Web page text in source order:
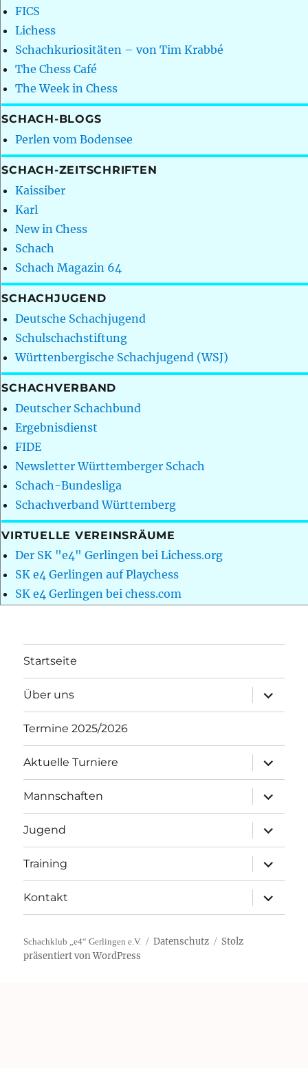
FICS
Lichess
Schachkuriositäten – von Tim Krabbé
The Chess Café
The Week in Chess
SCHACH-BLOGS
Perlen vom Bodensee
SCHACH-ZEITSCHRIFTEN
Kaissiber
Karl
New in Chess
Schach
Schach Magazin 64
SCHACHJUGEND
Deutsche Schachjugend
Schulschachstiftung
Württenbergische Schachjugend (WSJ)
SCHACHVERBAND
Deutscher Schachbund
Ergebnisdienst
FIDE
Newsletter Württemberger Schach
Schach-Bundesliga
Schachverband Württemberg
VIRTUELLE VEREINSRÄUME
Der SK "e4" Gerlingen bei Lichess.org
SK e4 Gerlingen auf Playchess
SK e4 Gerlingen bei chess.com
Startseite
Über uns
öffnen
Termine 2025/2026
Aktuelle Turniere
öffnen
Mannschaften
öffnen
Jugend
öffnen
Training
öffnen
Kontakt
öffnen
Schachklub „e4“ Gerlingen e.V. Datenschutz
Stolz
präsentiert von WordPress